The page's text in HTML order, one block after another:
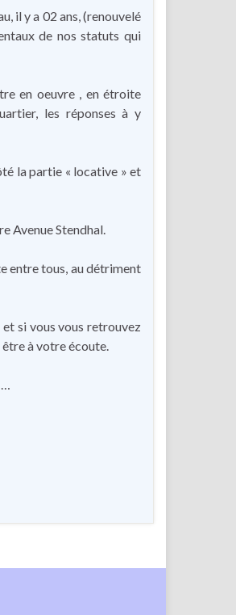
il y a 02 ans, (renouvelé
de nos statuts qui
en oeuvre , en étroite
les réponses à y
la partie « locative » et
Avenue Stendhal.
entre tous, au détriment
si vous vous retrouvez
être à votre écoute.